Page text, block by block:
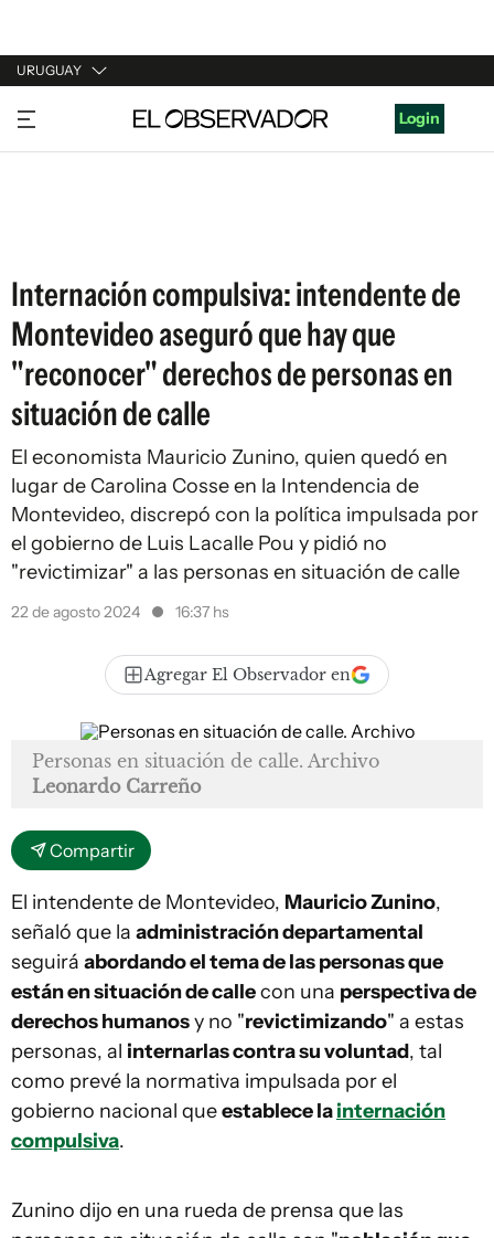
URUGUAY
URUGUAY
ARGENTINA
Login
Internación compulsiva: intendente de
Montevideo aseguró que hay que
"reconocer" derechos de personas en
situación de calle
El economista Mauricio Zunino, quien quedó en
lugar de Carolina Cosse en la Intendencia de
Montevideo, discrepó con la política impulsada por
el gobierno de Luis Lacalle Pou y pidió no
"revictimizar" a las personas en situación de calle
22 de agosto 2024 16:37 hs
Agregar El Observador en
Personas en situación de calle. Archivo
Leonardo Carreño
Compartir
El intendente de Montevideo, Mauricio Zunino,
señaló que la administración departamental
seguirá abordando el tema de las personas que
están en situación de callecon una perspectiva de
derechos humanosy no "revictimizando" a estas
personas, al internarlas contra su voluntad, tal
como prevé la normativa impulsada por el
gobierno nacional queestablece lainternación
compulsiva.
Zunino dijo en una rueda de prensa que las